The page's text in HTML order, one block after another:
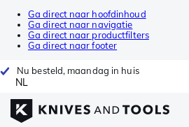
Ga direct naar hoofdinhoud
Ga direct naar navigatie
Ga direct naar productfilters
Ga direct naar footer
Nu besteld, maandag in huis
NL